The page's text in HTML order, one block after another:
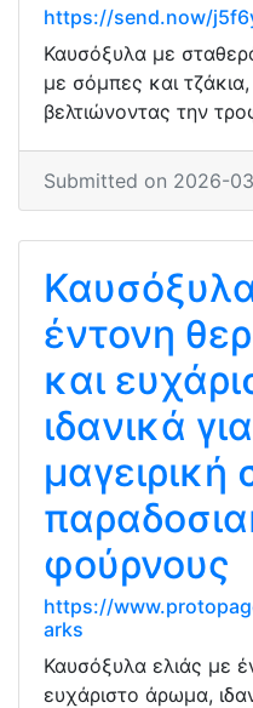
https://send.now/
Καυσόξυλα με
με σόμπες και
βελτιώνοντας την
Submitted on 2026-
έντονη
και
ιδανικά
μαγειρική
φούρνους
https://
arks
Καυσόξυλα ελιάς με
ευχάριστο άρωμα,